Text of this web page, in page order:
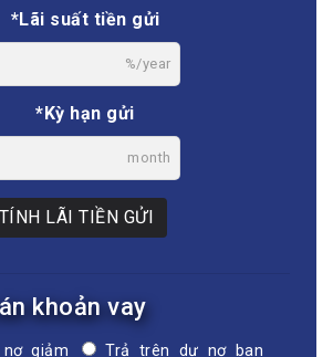
*Lãi suất tiền gửi
%/year
*Kỳ hạn gửi
month
TÍNH LÃI TIỀN GỬI
khoản vay
giảm
Trả trên dư nợ ban